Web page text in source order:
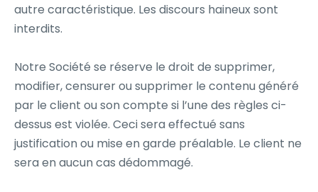
autre caractéristique. Les discours haineux sont
interdits.
Notre Société se réserve le droit de supprimer,
modifier, censurer ou supprimer le contenu généré
par le client ou son compte si l’une des règles ci-
dessus est violée. Ceci sera effectué sans
justification ou mise en garde préalable. Le client ne
sera en aucun cas dédommagé.